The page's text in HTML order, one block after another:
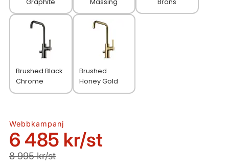
Graphite Mässing Brons
Brushed Black
Chrome
Brushed
Honey Gold
Webbkampanj
6 485 kr/st
8 995 kr/st